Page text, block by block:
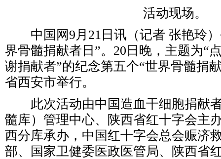
活动现场。
中国网9月21日讯（记者 张艳玲）
界骨髓捐献者日”。20日晚，主题为“
谢捐献者”的纪念第五个“世界骨髓捐
省西安市举行。
此次活动由中国造血干细胞捐献
髓库）管理中心、陕西省红十字会主
西分库承办，中国红十字会总会赈济
部、国家卫健委医政医管局、陕西省